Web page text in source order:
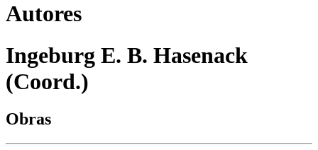
Autores
Ingeburg E. B. Hasenack
(Coord.)
Obras